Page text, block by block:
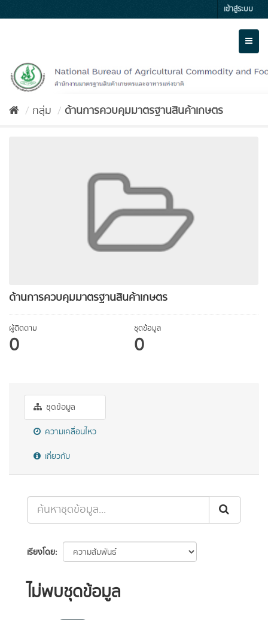
to
เข้าสู่ระบบ
กลุ่ม ด้านการควบคุมมาตรฐานสินค้าเกษตร
ด้านการควบคุมมาตรฐานสินค้าเกษตร
ผู้ติดตาม
0
ชุดข้อมูล
0
ชุดข้อมูล
ความเคลื่อนไหว
เกี่ยวกับ
เรียงโดย
ไม่พบชุดข้อมูล